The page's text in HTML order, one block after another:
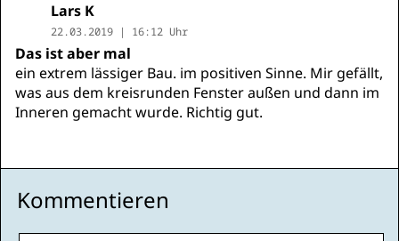
Lars K
22.03.2019 | 16:12 Uhr
Das ist aber mal
ein extrem lässiger Bau. im positiven Sinne. Mir gefällt,
was aus dem kreisrunden Fenster außen und dann im
Inneren gemacht wurde. Richtig gut.
Kommentieren